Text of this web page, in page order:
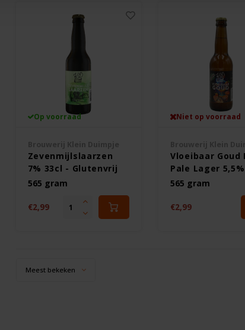
Op voorraad
Zevenmijlslaarzen
7% 33cl - Glutenvrij
565 gram
€2,99
Niet op voorraad
Vloeibaar Goud
Pale Lager
- Glutenvrij
565 gram
€2,99
Meest bekeken